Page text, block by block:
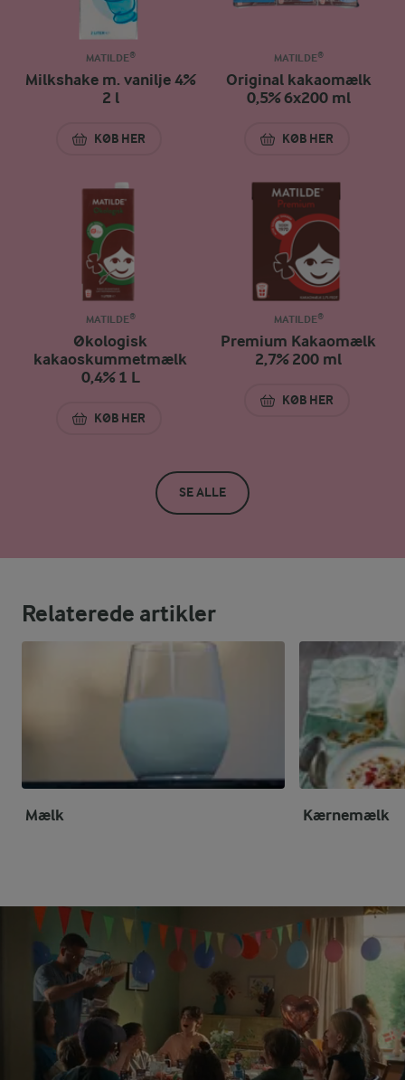
MATILDE®
Milkshake m. vanilje 4%
2 l
KØB HER
MILKSHAKE M. VANILJE 4% 2 L
MATILDE®
Original kakaomælk
0,5% 6x200 ml
KØB HER
ORIGINAL
MATILDE®
Økologisk
kakaoskummetmælk
0,4% 1 L
KØB HER
ØKOLOGISK KAKAOSKUMMETMÆLK 0,4% 1 L
MATILDE®
Premium Kakaomælk
2,7% 200 ml
KØB HER
PREMIUM
SE ALLE
Relaterede artikler
Mælk Kærnemælk